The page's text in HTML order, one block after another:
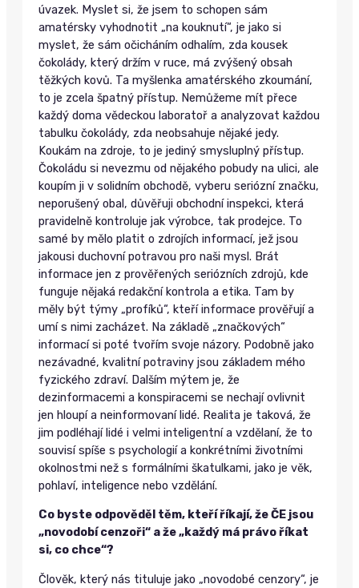
úvazek. Myslet si, že jsem to schopen sám
amatérsky vyhodnotit „na kouknutí“, je jako si
myslet, že sám očicháním odhalím, zda kousek
čokolády, který držím v ruce, má zvýšený obsah
těžkých kovů. Ta myšlenka amatérského zkoumání,
to je zcela špatný přístup. Nemůžeme mít přece
každý doma vědeckou laboratoř a analyzovat každou
tabulku čokolády, zda neobsahuje nějaké jedy.
Koukám na zdroje, to je jediný smysluplný přístup.
Čokoládu si nevezmu od nějakého pobudy na ulici, ale
koupím ji v solidním obchodě, vyberu seriózní značku,
neporušený obal, důvěřuji obchodní inspekci, která
pravidelně kontroluje jak výrobce, tak prodejce. To
samé by mělo platit o zdrojích informací, jež jsou
jakousi duchovní potravou pro naši mysl. Brát
informace jen z prověřených seriózních zdrojů, kde
funguje nějaká redakční kontrola a etika. Tam by
měly být týmy „profíků“, kteří informace prověřují a
umí s nimi zacházet. Na základě „značkových“
informací si poté tvořím svoje názory. Podobně jako
nezávadné, kvalitní potraviny jsou základem mého
fyzického zdraví. Dalším mýtem je, že
dezinformacemi a konspiracemi se nechají ovlivnit
jen hloupí a neinformovaní lidé. Realita je taková, že
jim podléhají lidé i velmi inteligentní a vzdělaní, že to
souvisí spíše s psychologií a konkrétními životními
okolnostmi než s formálními škatulkami, jako je věk,
pohlaví, inteligence nebo vzdělání.
Co byste odpověděl těm, kteří říkají, že ČE jsou
„novodobí cenzoři“ a že „každý má právo říkat
si, co chce“?
Člověk, který nás tituluje jako „novodobé cenzory“, je